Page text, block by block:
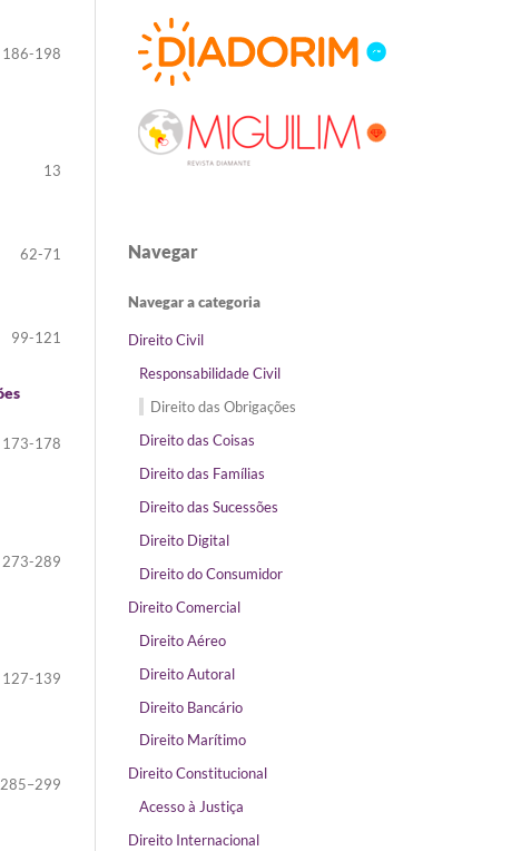
186-198
13
62-71
99-121
173-178
273-289
127-139
285–299
Navegar
Navegar a categoria
Direito Civil
Responsabilidade Civil
Direito das Obrigações
Direito das Coisas
Direito das Famílias
Direito das Sucessões
Direito Digital
Direito do Consumidor
Direito Comercial
Direito Aéreo
Direito Autoral
Direito Bancário
Direito Marítimo
Direito Constitucional
Acesso à Justiça
Direito Internacional